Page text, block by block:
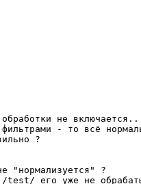
не включается..
- то всё
?
"нормализуется" ?
test/ его уже не